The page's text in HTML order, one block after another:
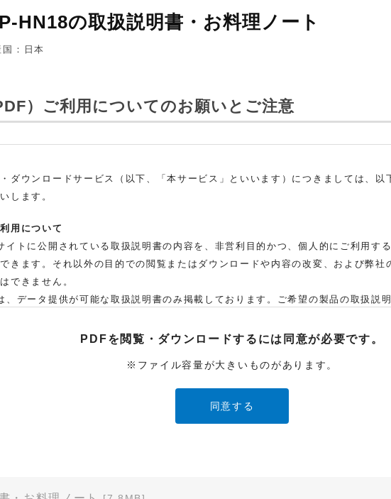
HN18の取扱説明書・お料理ノート
：日本
） ご利用についてのお願いとご注意
ダウンロードサービス（以下、「本サービス」といいます）につきましては、以
します。
用について
イトに公開されている取扱説明書の内容を、非営利目的かつ、個人的にご利用す
きます。それ以外の目的での閲覧またはダウンロードや内容の改変、および弊社
できません。
、データ提供が可能な取扱説明書のみ掲載しております。ご希望の製品の取扱説
の理由により、当該製品の取扱説明書をご提供できない場合がありますので、あら
とラインサービスでご使用されている専用の製品（レンタル品）につきましては
」に直接お問い合わせくださいますようお願いします。
書の内容と異なる場合がありますので、あらかじめご了承ください。
PDFを閲覧・ダウンロードするには 同意が必要です。
※ファイル容量が大きいものがあります。